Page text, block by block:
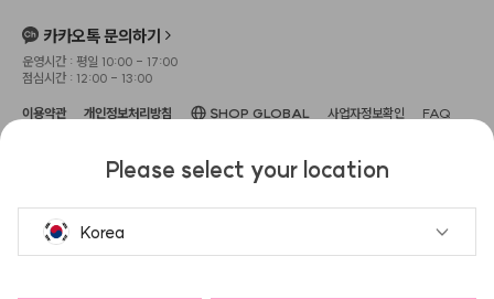
카카오톡 문의하기
운영시간 : 평일 10:00 - 17:00
점심시간 : 12:00 - 13:00
이용약관 개인정보처리방침 SHOP GLOBAL 사업자정보확인 FAQ
로 104, 3층(신사동, 보암빌딩)
고객센터 : 1533-0645
사업자 등록번호 : 666-87-
통신판매업신고번호 : 2022-서울강
남-02255
Please select your location
Korea